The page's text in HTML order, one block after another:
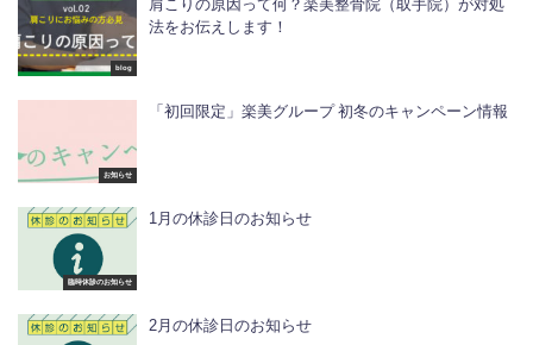
blog
肩こりの原因って何？楽美整骨院（取手院）が対処
法をお伝えします！
お知らせ
「初回限定」楽美グループ 初冬のキャンペーン情報
臨時休診のお知らせ
1月の休診日のお知らせ
2月の休診日のお知らせ